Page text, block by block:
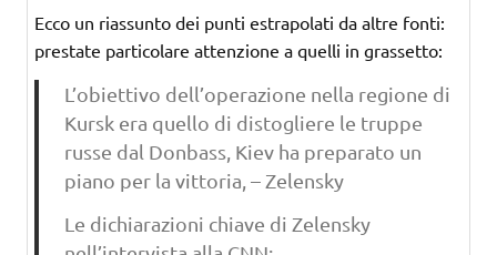
Ecco un riassunto dei punti estrapolati da altre fonti:
prestate particolare attenzione a quelli in grassetto:
L’obiettivo dell’operazione nella regione di
Kursk era quello di distogliere le truppe
russe dal Donbass, Kiev ha preparato un
piano per la vittoria, – Zelensky
Le dichiarazioni chiave di Zelensky